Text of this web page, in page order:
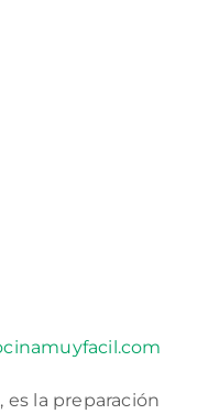
, es la preparación